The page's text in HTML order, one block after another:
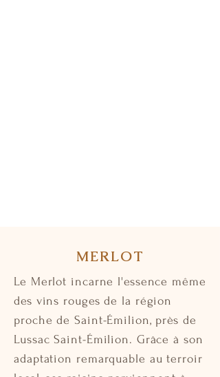
MERLOT
Le Merlot incarne l'essence même
des vins rouges de la région
proche de Saint-Émilion, près de
Lussac Saint-Émilion. Grâce à son
adaptation remarquable au terroir